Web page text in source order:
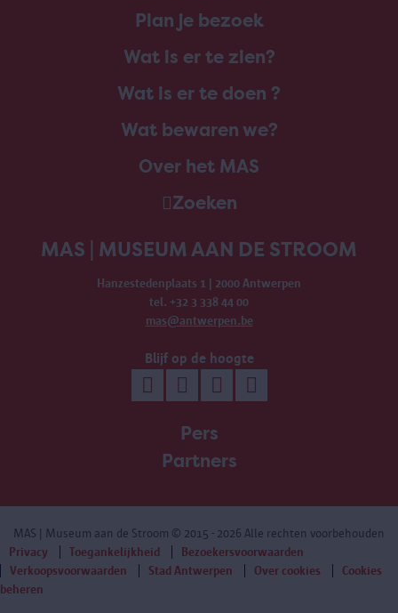
Plan je bezoek
Wat is er te zien?
Wat is er te doen ?
Wat bewaren we?
Over het MAS
Zoeken
MAS | MUSEUM AAN DE STROOM
Hanzestedenplaats 1 | 2000 Antwerpen
tel. +32 3 338 44 00
mas@antwerpen.be
Blijf op de hoogte
Pers
Partners
MAS | Museum aan de Stroom © 2015 - 2026 Alle rechten voorbehouden
Privacy
Toegankelijkheid
Bezoekersvoorwaarden
Verkoopsvoorwaarden
Stad Antwerpen Over cookies
Cookies
beheren